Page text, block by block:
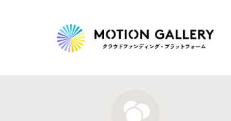
新着プロジェクト